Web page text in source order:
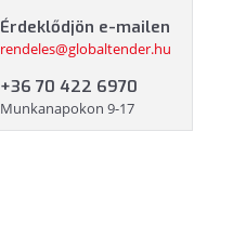
Érdeklődjön e-mailen
rendeles@globaltender.hu
+36 70 422 6970
Munkanapokon 9-17